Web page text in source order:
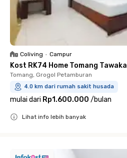
Coliving • Campur
Kost RK74 Home Tomang Tawakal
Tomang, Grogol Petamburan
4.0 km dari rumah sakit husada
mulai dari Rp1.600.000 /bulan
Lihat info lebih banyak